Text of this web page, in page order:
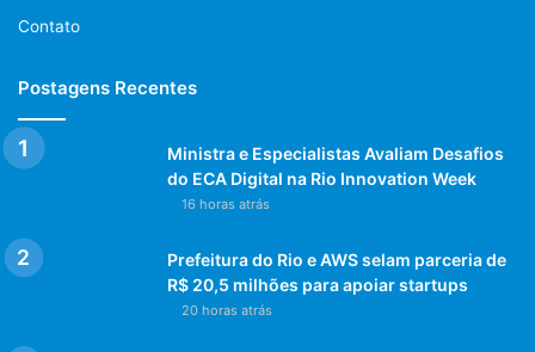
Contato
Postagens Recentes
Ministra e Especialistas Avaliam Desafios
do ECA Digital na Rio Innovation Week
16 horas atrás
Prefeitura do Rio e AWS selam parceria de
R$ 20,5 milhões para apoiar startups
20 horas atrás